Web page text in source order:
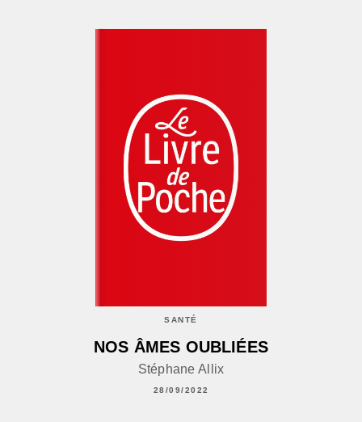
SANTÉ
NOS ÂMES OUBLIÉES
Stéphane Allix
28/09/2022